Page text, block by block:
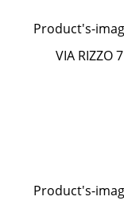
VIA RIZZO 7